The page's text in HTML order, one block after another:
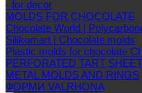
- for decor
MOLDS FOR CHOCOLATE
Chocolate World |
Silikomart | Chocolate molds
Plastic molds for chocolate
PERFORATED TART
METAL MOLDS AND RINGS
ФОРМИ VALRHONA